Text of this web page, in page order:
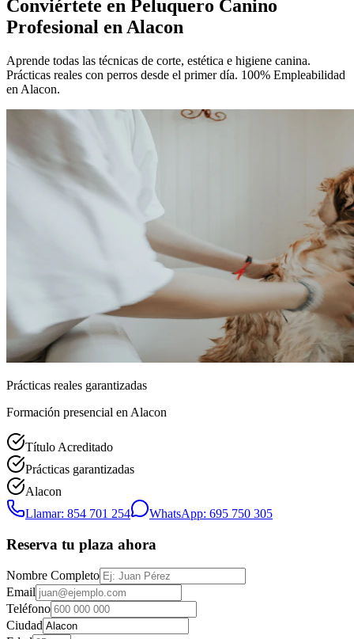
Conviértete en Peluquero Canino
Profesional en Alacon
Aprende todas las técnicas de corte, estética e higiene canina.
Prácticas reales con perros desde el primer día. 100% Empleabilidad
en Alacon.
Prácticas reales garantizadas
Formación presencial en Alacon
Título Acreditado
Prácticas garantizadas
Alacon
Llamar: 854 701 254
WhatsApp: 695 750 305
Reserva tu plaza ahora
Nombre Completo
Email
Teléfono
Ciudad